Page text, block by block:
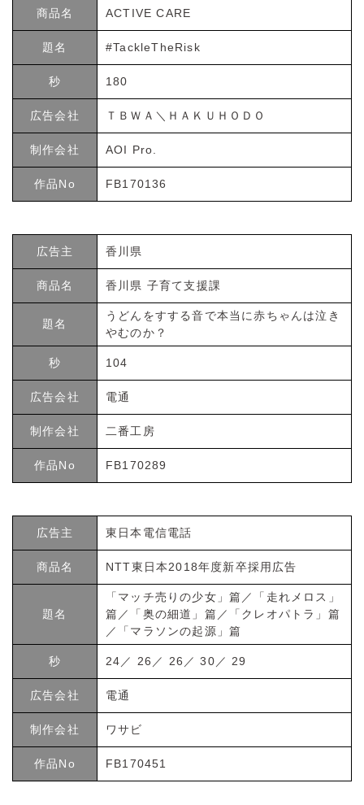
商品名 ACTIVE CARE
題名 #TackleTheRisk
秒 180
広告会社 ＴＢＷＡ＼ＨＡＫＵＨＯＤＯ
制作会社 AOI Pro.
作品No FB170136
広告主 香川県
商品名 香川県 子育て支援課
題名
うどんをすする音で本当に赤ちゃんは泣き
やむのか？
秒 104
広告会社 電通
制作会社 二番工房
作品No FB170289
広告主 東日本電信電話
商品名 NTT東日本2018年度新卒採用広告
題名
「マッチ売りの少女」篇／「走れメロス」
篇／「奥の細道」篇／「クレオパトラ」篇
／「マラソンの起源」篇
秒 24／ 26／ 26／ 30／ 29
広告会社 電通
制作会社 ワサビ
作品No FB170451